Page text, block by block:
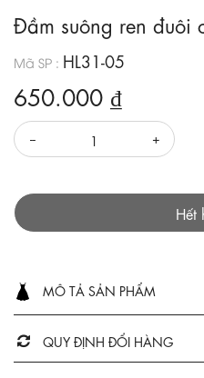
Đầm suông ren đuôi
Mã SP : HL31-05
650.000 ₫
Hết
MÔ TẢ SẢN PHẨM
QUY ĐỊNH ĐỔI HÀNG